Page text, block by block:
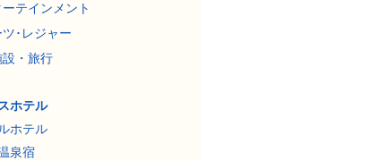
テインメント
ツ･レジャー
・旅行
ホテル
ホテル
泉宿